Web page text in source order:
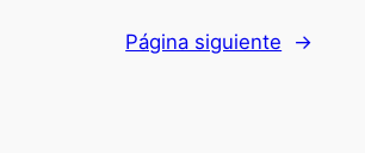
Página siguiente →